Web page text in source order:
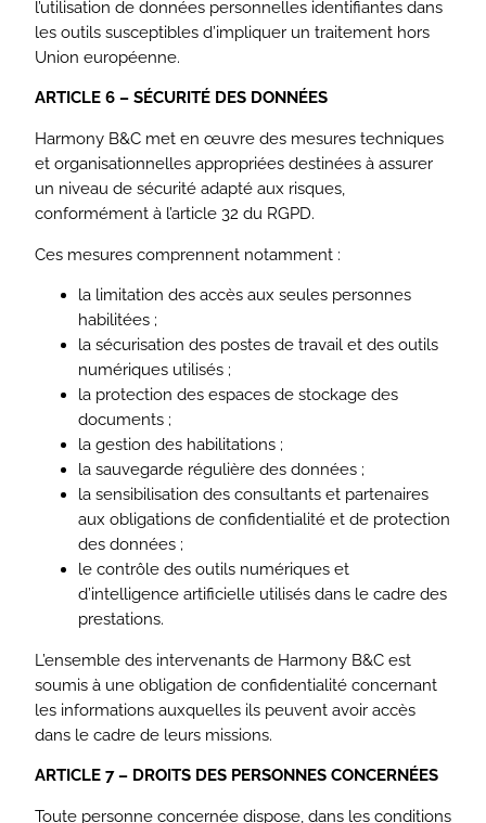
l’utilisation de données personnelles identifiantes dans
les outils susceptibles d’impliquer un traitement hors
Union européenne.
ARTICLE 6 – SÉCURITÉ DES DONNÉES
Harmony B&C met en œuvre des mesures techniques
et organisationnelles appropriées destinées à assurer
un niveau de sécurité adapté aux risques,
conformément à l’article 32 du RGPD.
Ces mesures comprennent notamment :
la limitation des accès aux seules personnes
habilitées ;
la sécurisation des postes de travail et des outils
numériques utilisés ;
la protection des espaces de stockage des
documents ;
la gestion des habilitations ;
la sauvegarde régulière des données ;
la sensibilisation des consultants et partenaires
aux obligations de confidentialité et de protection
des données ;
le contrôle des outils numériques et
d’intelligence artificielle utilisés dans le cadre des
prestations.
L’ensemble des intervenants de Harmony B&C est
soumis à une obligation de confidentialité concernant
les informations auxquelles ils peuvent avoir accès
dans le cadre de leurs missions.
ARTICLE 7 – DROITS DES PERSONNES CONCERNÉES
Toute personne concernée dispose, dans les conditions